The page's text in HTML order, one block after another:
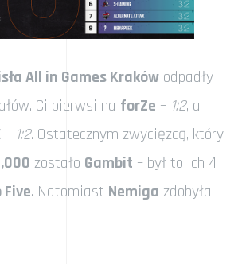
All in Games Kraków odpadły
Ci pierwsi na forZe – 1:2, a
– 1:2. Ostatecznym zwycięzcą, który
zostało Gambit – był to ich 4
. Natomiast Nemiga zdobyła